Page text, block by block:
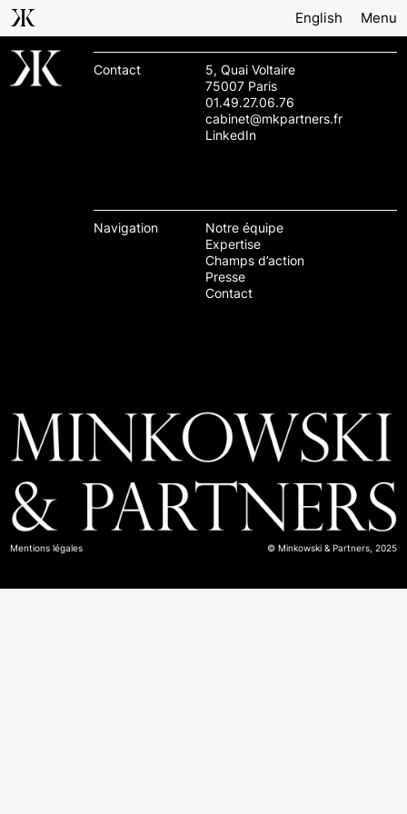
English Menu
Contact
5, Quai Voltaire
75007 Paris
01.49.27.06.76
cabinet@mkpartners.fr
LinkedIn
Navigation
Notre équipe
Expertise
Champs d’action
Presse
Contact
Mentions légales © Minkowski & Partners, 2025